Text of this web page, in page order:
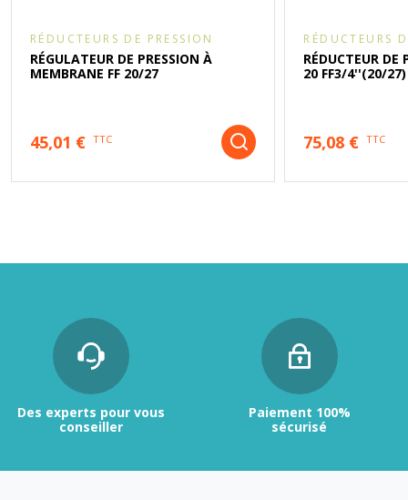
RÉDUCTEURS DE PRESSION
RÉGULATEUR DE PRESSION À
MEMBRANE FF 20/27
45,01 € TTC
RÉDUCTEURS
RÉDUCTEUR DE
20 FF3/4''(20/27)
75,08 € TTC
Des experts pour vous
conseiller
Paiement 100%
sécurisé